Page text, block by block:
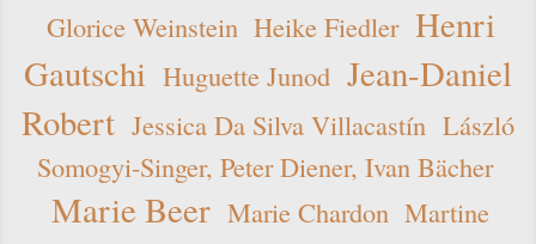
Glorice Weinstein Heike Fiedler Henri
Gautschi Huguette Junod Jean-Daniel
Robert Jessica Da Silva Villacastín László
Somogyi-Singer, Peter Diener, Ivan Bächer
Marie Beer Marie Chardon Martine